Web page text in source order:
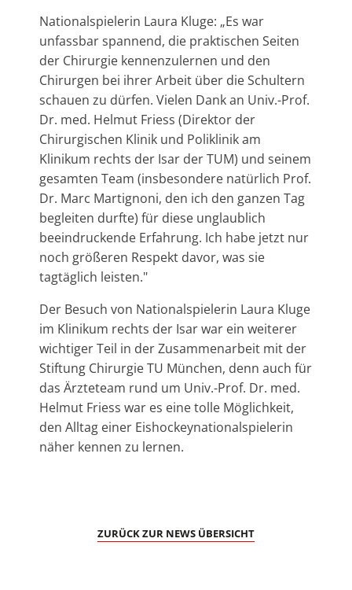
Nationalspielerin Laura Kluge: „Es war
unfassbar spannend, die praktischen Seiten
der Chirurgie kennenzulernen und den
Chirurgen bei ihrer Arbeit über die Schultern
schauen zu dürfen. Vielen Dank an Univ.-Prof.
Dr. med. Helmut Friess (Direktor der
Chirurgischen Klinik und Poliklinik am
Klinikum rechts der Isar der TUM) und seinem
gesamten Team (insbesondere natürlich Prof.
Dr. Marc Martignoni, den ich den ganzen Tag
begleiten durfte) für diese unglaublich
beeindruckende Erfahrung. Ich habe jetzt nur
noch größeren Respekt davor, was sie
tagtäglich leisten."
Der Besuch von Nationalspielerin Laura Kluge
im Klinikum rechts der Isar war ein weiterer
wichtiger Teil in der Zusammenarbeit mit der
Stiftung Chirurgie TU München, denn auch für
das Ärzteteam rund um Univ.-Prof. Dr. med.
Helmut Friess war es eine tolle Möglichkeit,
den Alltag einer Eishockeynationalspielerin
näher kennen zu lernen.
ZURÜCK ZUR NEWS ÜBERSICHT